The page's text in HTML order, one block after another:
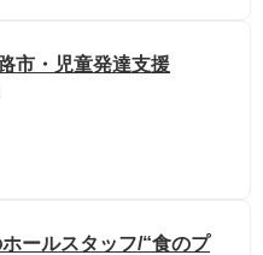
市・児童発達支援
ールスタッフ/“食のプ